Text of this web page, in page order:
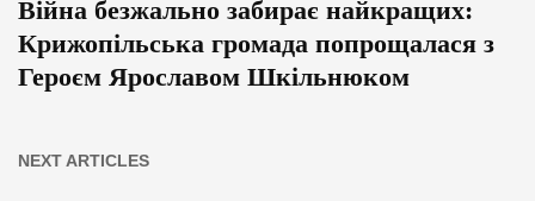
Війна безжально забирає найкращих:
Крижопільська громада попрощалася з
Героєм Ярославом Шкільнюком
NEXT ARTICLES